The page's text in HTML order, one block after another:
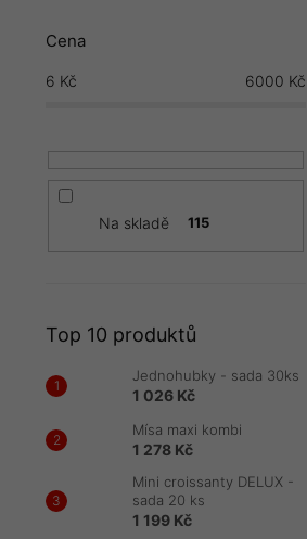
Cena
6 Kč 6000 Kč
Na skladě 115
Top 10 produktů
Jednohubky - sada 30ks
1 026 Kč
Mísa maxi kombi
1 278 Kč
Mini croissanty DELUX -
sada 20 ks
1 199 Kč